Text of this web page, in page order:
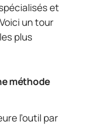
et
un tour
plus
méthode
l’outil par